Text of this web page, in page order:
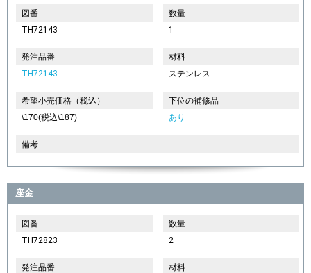
図番
TH72143
数量
1
発注品番
TH72143
材料
ステンレス
希望小売価格（税込）
\170(税込\187)
下位の補修品
あり
備考
座金
図番
TH72823
数量
2
発注品番
材料